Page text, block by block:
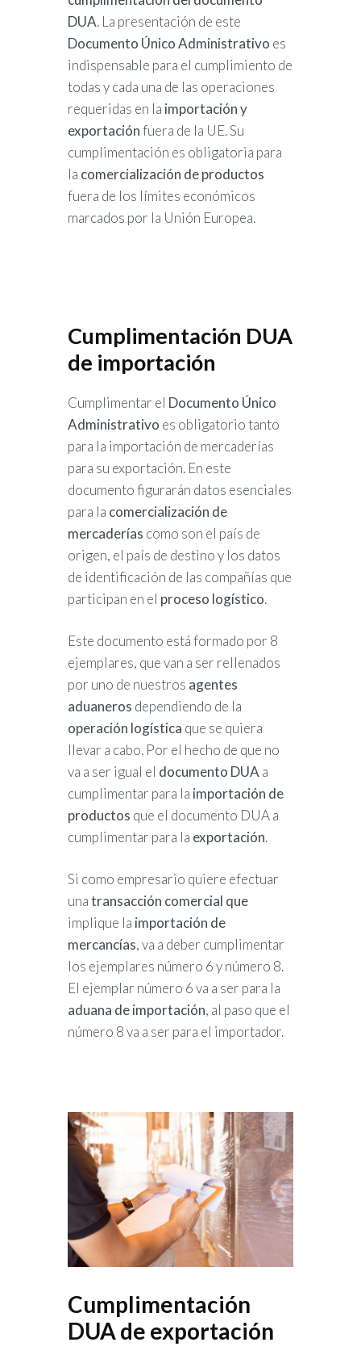
DUA. La presentación de este
Documento Único Administrativo es
indispensable para el cumplimiento de
todas y cada una de las operaciones
requeridas en la importación y
exportaciónfuera de la UE. Su
cumplimentación es obligatoria para
la comercialización de productos
fuera de los límites económicos
marcados por la Unión Europea.
Cumplimentación DUA
de importación
Cumplimentar el Documento Único
Administrativo es obligatorio tanto
para la importación de mercaderías
para su exportación. En este
documento figurarán datos esenciales
para la comercialización de
mercaderías como son el país de
origen, el país de destino y los datos
de identificación de las compañías que
participan en el proceso logístico.
Este documento está formado por 8
ejemplares, que van a ser rellenados
por uno de nuestros agentes
aduaneros dependiendo de la
operación logística que se quiera
llevar a cabo. Por el hecho de que no
va a ser igual el documento DUA a
cumplimentar para la importación de
productos que el documento DUA a
cumplimentar para la exportación.
Si como empresario quiere efectuar
unatransacción comercial que
implique la importación de
mercancías, va a deber cumplimentar
los ejemplares número 6 y número 8.
El ejemplar número 6 va a ser para la
aduana de importación, al paso que el
número 8 va a ser para el importador.
Cumplimentación
DUA de exportación